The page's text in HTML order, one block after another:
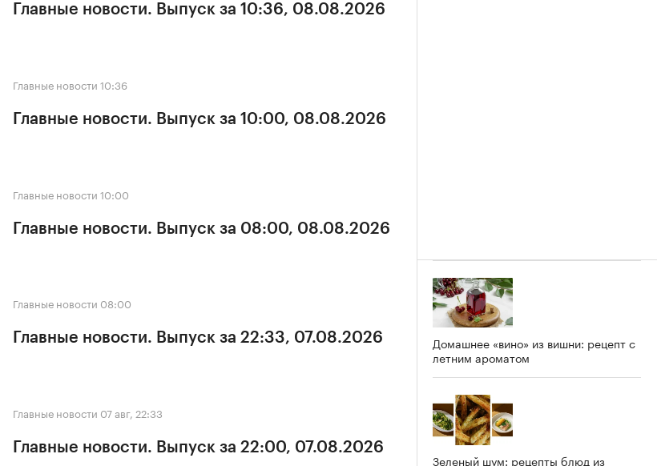
Главные новости. Выпуск за 10:36, 08.08.2026
Главные новости 10:36
Главные новости. Выпуск за 10:00, 08.08.2026
Главные новости 10:00
Главные новости. Выпуск за 08:00, 08.08.2026
Главные новости 08:00
Главные новости. Выпуск за 22:33, 07.08.2026
Главные новости 07 авг, 22:33
Главные новости. Выпуск за 22:00, 07.08.2026
Домашнее «вино» из вишни: рецепт с
летним ароматом
Зеленый шум: рецепты блюд из